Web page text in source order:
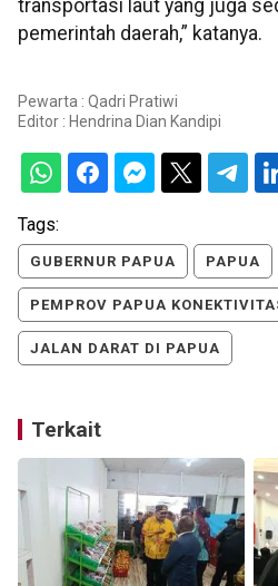
transportasi laut yang juga
pemerintah daerah,” katanya.
Pewarta : Qadri Pratiwi
Editor : Hendrina Dian Kandipi
Tags:
GUBERNUR PAPUA PAPUA
PEMPROV PAPUA
JALAN DARAT DI PAPUA
Terkait